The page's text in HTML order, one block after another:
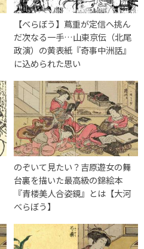
【べらぼう】蔦重が定信へ挑ん
だ次なる一手…山東京伝（北尾
政演）の黄表紙『奇事中洲話』
に込められた思い
のぞいて見たい？吉原遊女の舞
台裏を描いた最高級の錦絵本
『青楼美人合姿鏡』とは【大河
べらぼう】